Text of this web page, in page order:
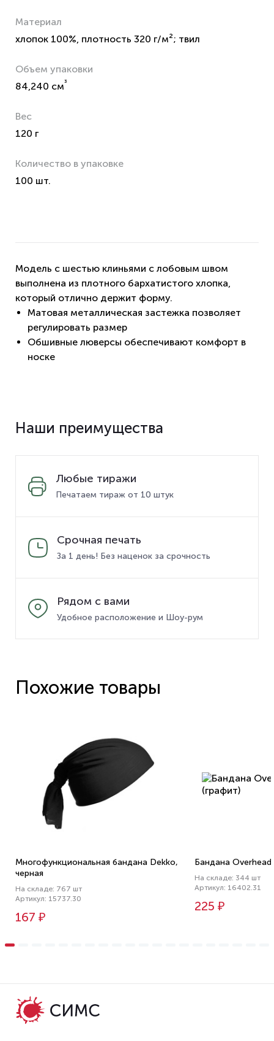
Материал
хлопок 100%, плотность 320 г/м²; твил
Объем упаковки
84,240 см³
Вес
120 г
Количество в упаковке
100 шт.
Модель с шестью клиньями с лобовым швом
выполнена из плотного бархатистого хлопка,
который отлично держит форму.
Матовая металлическая застежка позволяет
регулировать размер
Обшивные люверсы обеспечивают комфорт в
носке
Наши преимущества
Любые тиражи
Печатаем тираж от 10 штук
Срочная печать
За 1 день! Без наценок за срочность
Рядом с вами
Удобное расположение и Шоу-рум
Похожие товары
Многофункциональная бандана Dekko,
черная
На складе: 767 шт
Артикул: 15737.30
167 ₽
Бандана
На складе: 344 шт
Артикул: 16402.31
225 ₽